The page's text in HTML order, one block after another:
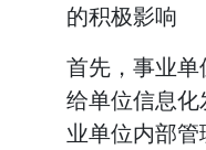
的积极影响
首先，事业
给单位信息
业单位内部